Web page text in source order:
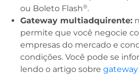
ou Boleto Flash®.
Gateway multiadquirente:
permite que você negocie
empresas do mercado e
condições. Você pode se
lendo o artigo sobre